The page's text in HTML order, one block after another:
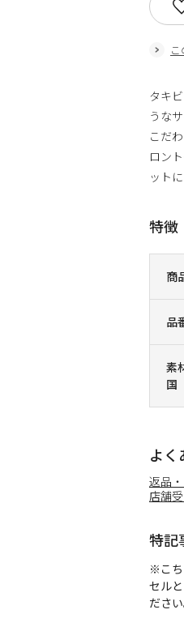
商
品
素
国
タキ
うな
こだ
ロン
ット
特徴
よく
返品
店舗
特記
※こち
セル
ださい